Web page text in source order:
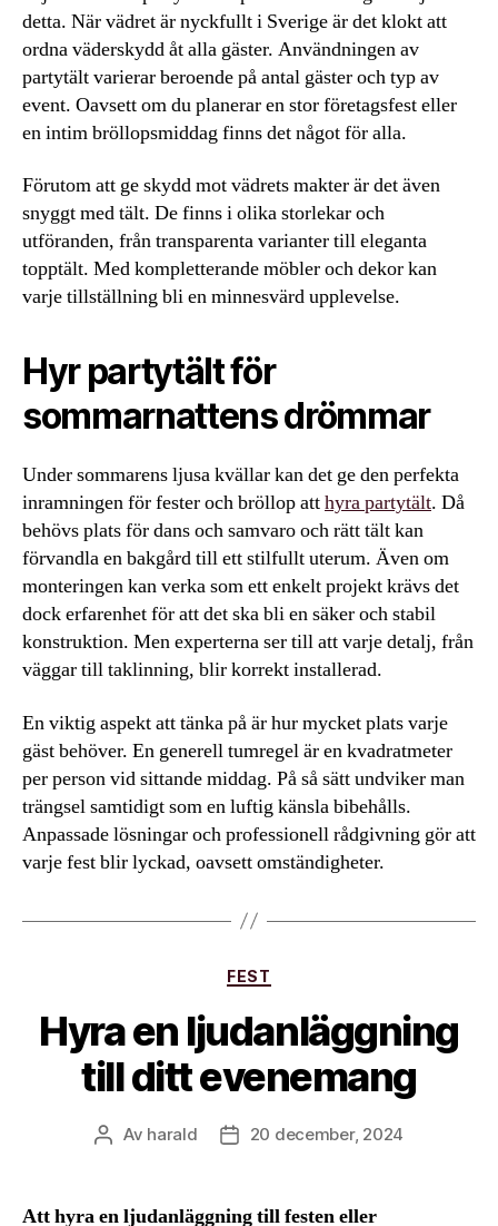
detta. När vädret är nyckfullt i Sverige är det klokt att
ordna väderskydd åt alla gäster. Användningen av
partytält varierar beroende på antal gäster och typ av
event. Oavsett om du planerar en stor företagsfest eller
en intim bröllopsmiddag finns det något för alla.
Förutom att ge skydd mot vädrets makter är det även
snyggt med tält. De finns i olika storlekar och
utföranden, från transparenta varianter till eleganta
topptält. Med kompletterande möbler och dekor kan
varje tillställning bli en minnesvärd upplevelse.
Hyr partytält för
sommarnattens drömmar
Under sommarens ljusa kvällar kan det ge den perfekta
inramningen för fester och bröllop atthyra partytält. Då
behövs plats för dans och samvaro och rätt tält kan
förvandla en bakgård till ett stilfullt uterum. Även om
monteringen kan verka som ett enkelt projekt krävs det
dock erfarenhet för att det ska bli en säker och stabil
konstruktion. Men experterna ser till att varje detalj, från
väggar till taklinning, blir korrekt installerad.
En viktig aspekt att tänka på är hur mycket plats varje
gäst behöver. En generell tumregel är en kvadratmeter
per person vid sittande middag. På så sätt undviker man
trängsel samtidigt som en luftig känsla bibehålls.
Anpassade lösningar och professionell rådgivning gör att
varje fest blir lyckad, oavsett omständigheter.
Kategorier
FEST
Hyra en ljudanläggning
till ditt evenemang
Inläggsförfattare
Av harald Inläggsdatum
20 december, 2024
Att hyra en ljudanläggning till festen eller